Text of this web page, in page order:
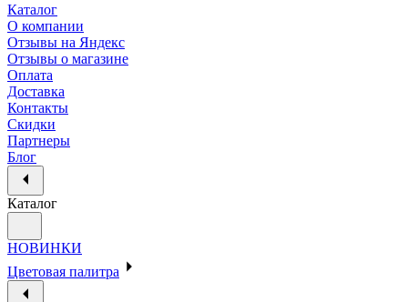
Каталог
О компании
Отзывы на Яндекс
Отзывы о магазине
Оплата
Доставка
Контакты
Скидки
Партнеры
Блог
Каталог
НОВИНКИ
Цветовая палитра